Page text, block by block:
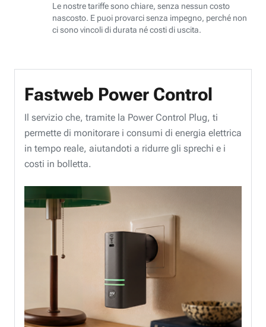
Le nostre tariffe sono chiare, senza nessun costo
nascosto. E puoi provarci senza impegno, perché non
ci sono vincoli di durata né costi di uscita.
Fastweb Power Control
Il servizio che, tramite la Power Control Plug, ti
permette di monitorare i consumi di energia elettrica
in tempo reale, aiutandoti a ridurre gli sprechi e i
costi in bolletta.